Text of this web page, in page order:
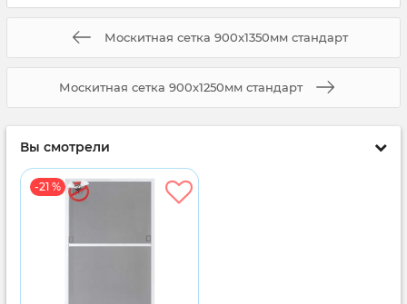
Москитная сетка 900x1350мм стандарт
Москитная сетка 900x1250мм стандарт
Вы смотрели
-21 %